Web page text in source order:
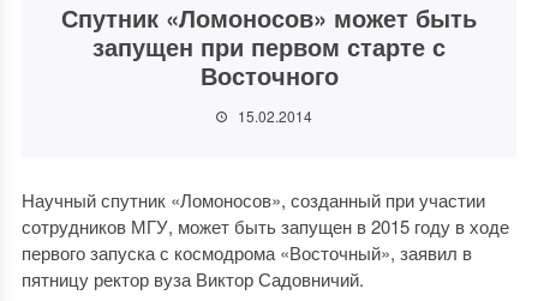
Спутник «Ломоносов» может быть
запущен при первом старте с
Восточного
15.02.2014
Научный спутник «Ломоносов», созданный при участии
сотрудников МГУ, может быть запущен в 2015 году в ходе
первого запуска с космодрома «Восточный», заявил в
пятницу ректор вуза Виктор Садовничий.